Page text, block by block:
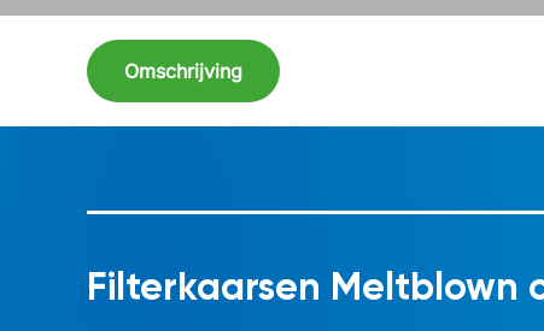
Omschrijving
Filterkaarsen Meltblown